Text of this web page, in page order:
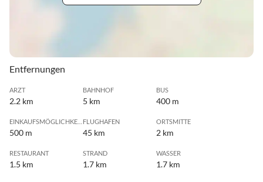
Entfernungen
ARZT
2.2 km
BAHNHOF
5 km
BUS
400 m
500 m
FLUGHAFEN
45 km
ORTSMITTE
2 km
RESTAURANT
1.5 km
STRAND
1.7 km
WASSER
1.7 km